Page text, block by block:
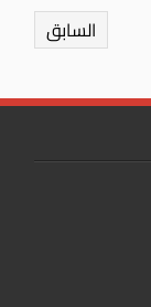
ok
السابق